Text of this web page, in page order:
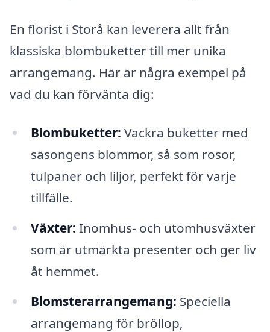
En florist i Storå kan leverera allt från
klassiska blombuketter till mer unika
arrangemang. Här är några exempel på
vad du kan förvänta dig:
Blombuketter: Vackra buketter med
säsongens blommor, så som rosor,
tulpaner och liljor, perfekt för varje
tillfälle.
Växter: Inomhus- och utomhusväxter
som är utmärkta presenter och ger liv
åt hemmet.
Blomsterarrangemang: Speciella
arrangemang för bröllop,